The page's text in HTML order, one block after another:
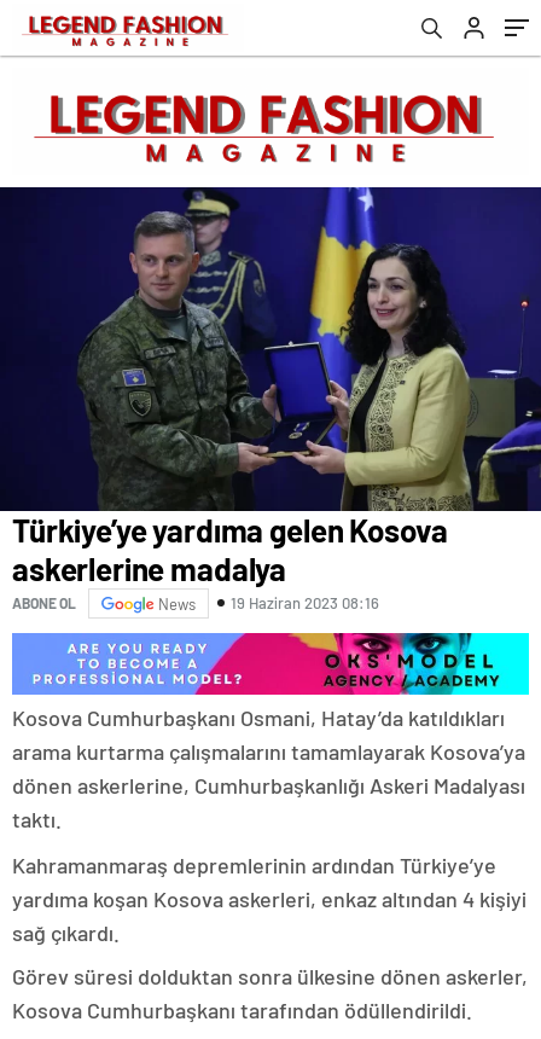
Türkiye’ye yardıma gelen Kosova
askerlerine madalya
ABONE OL News 19 Haziran 2023 08:16
Kosova Cumhurbaşkanı Osmani, Hatay’da katıldıkları
arama kurtarma çalışmalarını tamamlayarak Kosova’ya
dönen askerlerine, Cumhurbaşkanlığı Askeri Madalyası
taktı.
gaziantep
Kahramanmaraş depremlerinin ardından Türkiye’ye
yardıma koşan Kosova askerleri, enkaz altından 4 kişiyi
sağ çıkardı.
Görev süresi dolduktan sonra ülkesine dönen askerler,
Kosova Cumhurbaşkanı tarafından ödüllendirildi.